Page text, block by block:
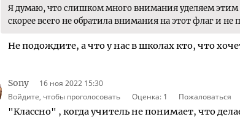
Я думаю, что слишком много внимания уделяем
скорее всего не обратила внимания на этот флаг и не
Не подождите, а что у нас в школах кто, что
Sony
16 ноя 2022 15:30
Войдите, чтобы проголосовать
Оценка: 1 Пожаловаться
"Классно" , когда учитель не понимает, что